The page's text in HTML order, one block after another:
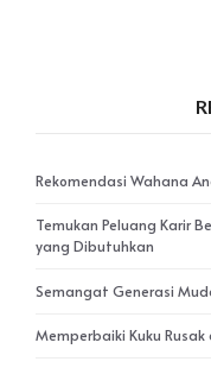
Rekomendasi Wahana
Temukan Peluang Karir
yang Dibutuhkan
Semangat Generasi
Memperbaiki Kuku Rusak